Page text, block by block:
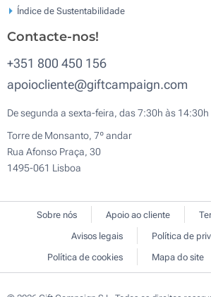
Índice de Sustentabilidade
Contacte-nos!
+351 800 450 156
apoiocliente@giftcampaign.com
De segunda a sexta-feira, das 7:30h às 14:30h
Torre de Monsanto, 7º andar
Rua Afonso Praça, 30
1495-061 Lisboa
Sobre nós Apoio ao cliente
Avisos legais
Política de
Política de cookies
Mapa do site